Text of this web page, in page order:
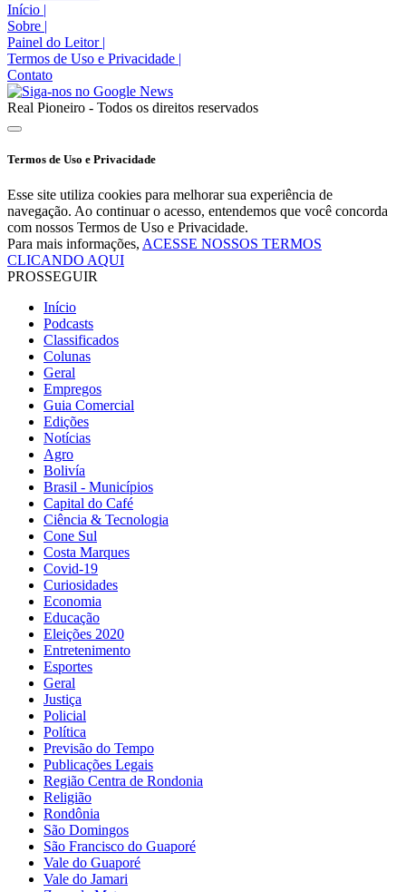
Início |
Sobre |
Painel do Leitor |
Termos de Uso e Privacidade |
Contato
Real Pioneiro - Todos os direitos reservados
Termos de Uso e Privacidade
Esse site utiliza cookies para melhorar sua experiência de
navegação. Ao continuar o acesso, entendemos que você concorda
com nossos Termos de Uso e Privacidade.
Para mais informações, ACESSE NOSSOS TERMOS
CLICANDO AQUI
PROSSEGUIR
Início
Podcasts
Classificados
Colunas
Geral
Empregos
Guia Comercial
Edições
Notícias
Agro
Bolivía
Brasil - Municípios
Capital do Café
Ciência & Tecnologia
Cone Sul
Costa Marques
Covid-19
Curiosidades
Economia
Educação
Eleições 2020
Entretenimento
Esportes
Geral
Justiça
Policial
Política
Previsão do Tempo
Publicações Legais
Região Centra de Rondonia
Religião
Rondônia
São Domingos
São Francisco do Guaporé
Vale do Guaporé
Vale do Jamari